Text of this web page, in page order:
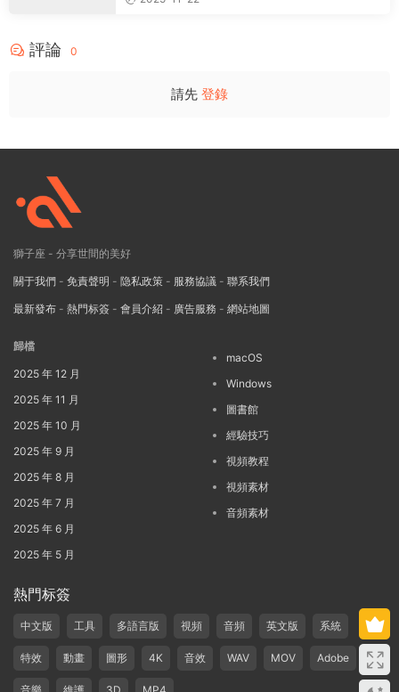
評論 0
請先 登錄
獅子座 - 分享世間的美好
關于我們 - 免責聲明 - 隐私政策 - 服務協議 - 聯系我們
最新發布 - 熱門标簽 - 會員介紹 - 廣告服務 - 網站地圖
歸檔
2025 年 12 月
2025 年 11 月
2025 年 10 月
2025 年 9 月
2025 年 8 月
2025 年 7 月
2025 年 6 月
2025 年 5 月
macOS
Windows
圖書館
經驗技巧
視頻教程
視頻素材
音頻素材
熱門标簽
中文版 工具 多語言版 視頻 音頻 英文版 系統
特效 動畫 圖形 4K 音效 WAV MOV Adobe